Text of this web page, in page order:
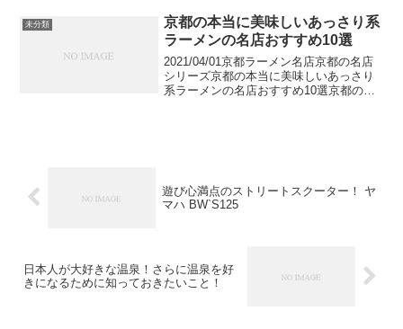
の方への出産祝いのプレゼントはいくつ
あっても困ら...
未分類
京都の本当に美味しいあっさり系
ラーメンの名店おすすめ10選
2021/04/01京都ラーメン名店京都の名店
シリーズ京都の本当に美味しいあっさり
系ラーメンの名店おすすめ10選京都の本
遊び心満点のストリートスクーター！ ヤ
マハ BW`S125
日本人が大好きな温泉！さらに温泉を好
きになるために知っておきたいこと！